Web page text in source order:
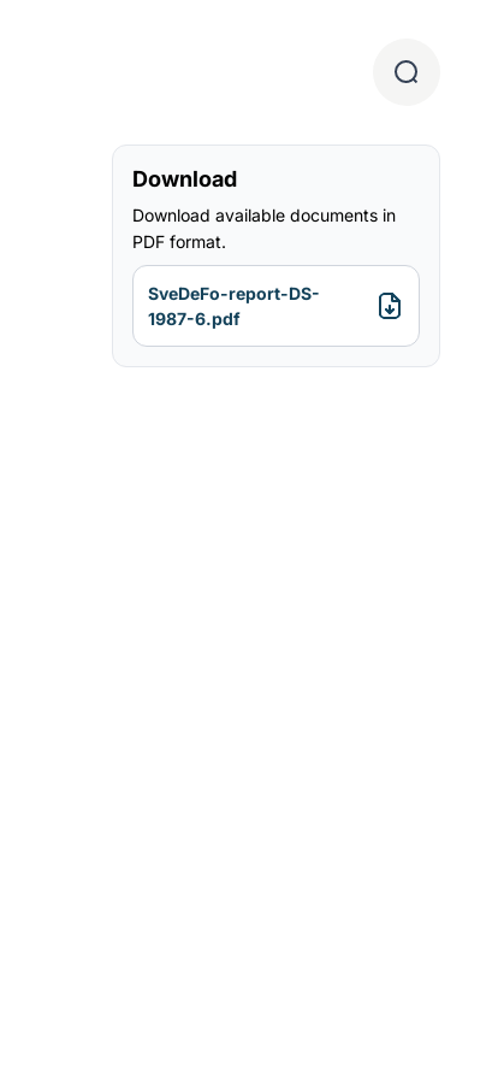
Download
Download available documents in
PDF format.
SveDeFo-report-DS-
1987-6.pdf